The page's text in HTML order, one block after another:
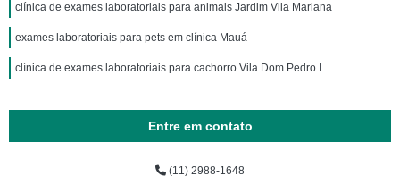
clínica de exames laboratoriais para animais Jardim Vila Mariana
exames laboratoriais para pets em clínica Mauá
clínica de exames laboratoriais para cachorro Vila Dom Pedro I
Entre em contato
(11) 2988-1648